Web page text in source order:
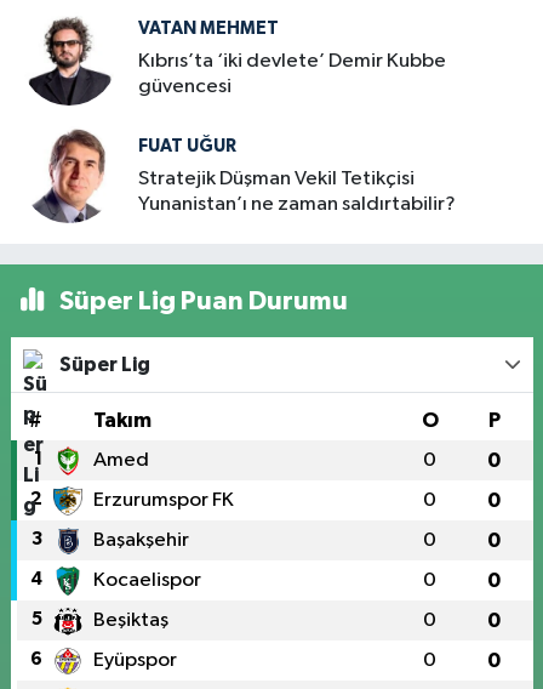
VATAN MEHMET
Kıbrıs’ta ‘iki devlete’ Demir Kubbe
güvencesi
FUAT UĞUR
Stratejik Düşman Vekil Tetikçisi
Yunanistan’ı ne zaman saldırtabilir?
Süper Lig Puan Durumu
Süper Lig
# Takım O P
1 Amed 0 0
2 Erzurumspor FK 0 0
3 Başakşehir 0 0
4 Kocaelispor 0 0
5 Beşiktaş 0 0
6 Eyüpspor 0 0